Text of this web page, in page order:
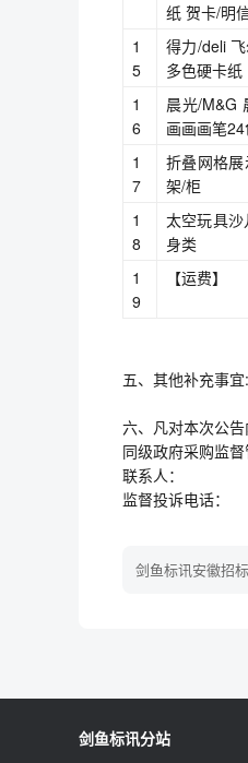
纸 贺卡/明
1
5
得力/deli
多色硬卡纸
1
6
晨光/M&G
画画画笔
1
7
折叠网格
架/柜
1
8
太空玩具
身类
1
9
【运费】
五、其他补充事宜:
六、凡对本次公
同级政府采购监督
联系人：
监督投诉电话：
剑鱼标讯安徽招
剑鱼标讯分站